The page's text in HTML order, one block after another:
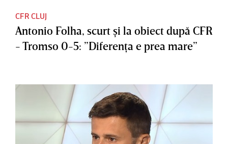
CFR CLUJ
Antonio Folha, scurt şi la obiect după CFR
- Tromso 0-5: ”Diferenţa e prea mare”